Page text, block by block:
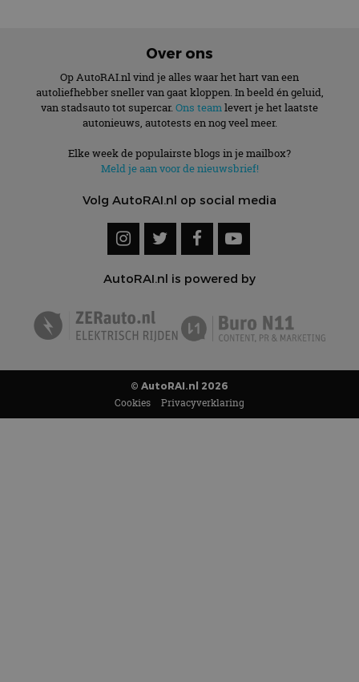
Over ons
Op AutoRAI.nl vind je alles waar het hart van een
autoliefhebber sneller van gaat kloppen. In beeld én geluid,
van stadsauto tot supercar. Ons teamlevert je het laatste
autonieuws, autotests en nog veel meer.
Elke week de populairste blogs in je mailbox?
Meld je aan voor de nieuwsbrief!
Volg AutoRAI.nl op social media
AutoRAI.nl is powered by
© AutoRAI.nl 2026
Cookies Privacyverklaring